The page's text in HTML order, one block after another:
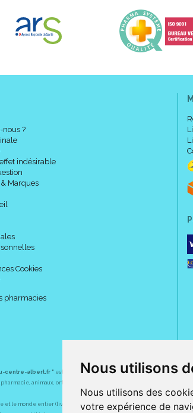
Nous utilisons
Nous utilisons des
votre expérience de
nous ?
indésirable
Marques
Cookies
pharmacies
centre-albert.fr " est le site internet de la pharmacie du centre
, 32
animaux, orthopédie, matériel médical. 1700 en médicaments
le monde entier (livraison assuré par Colissimo et ses partenaires à l'